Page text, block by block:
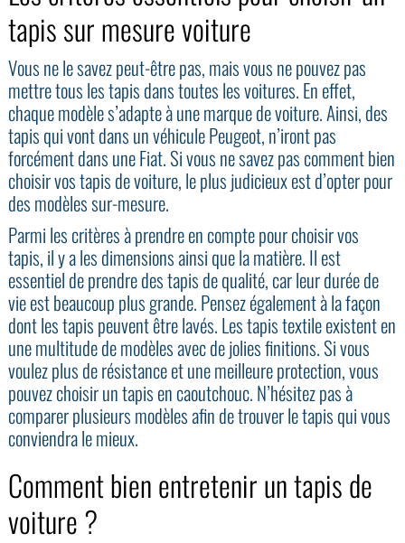
tapis sur mesure voiture
Vous ne le savez peut-être pas, mais vous ne pouvez pas
mettre tous les tapis dans toutes les voitures. En effet,
chaque modèle s’adapte à une marque de voiture. Ainsi, des
tapis qui vont dans un véhicule Peugeot, n’iront pas
forcément dans une Fiat. Si vous ne savez pas comment bien
choisir vos tapis de voiture, le plus judicieux est d’opter pour
des modèles sur-mesure.
Parmi les critères à prendre en compte pour choisir vos
tapis, il y a les dimensions ainsi que la matière. Il est
essentiel de prendre des tapis de qualité, car leur durée de
vie est beaucoup plus grande. Pensez également à la façon
dont les tapis peuvent être lavés. Les tapis textile existent en
une multitude de modèles avec de jolies finitions. Si vous
voulez plus de résistance et une meilleure protection, vous
pouvez choisir un tapis en caoutchouc. N’hésitez pas à
comparer plusieurs modèles afin de trouver le tapis qui vous
conviendra le mieux.
Comment bien entretenir un tapis de
voiture ?